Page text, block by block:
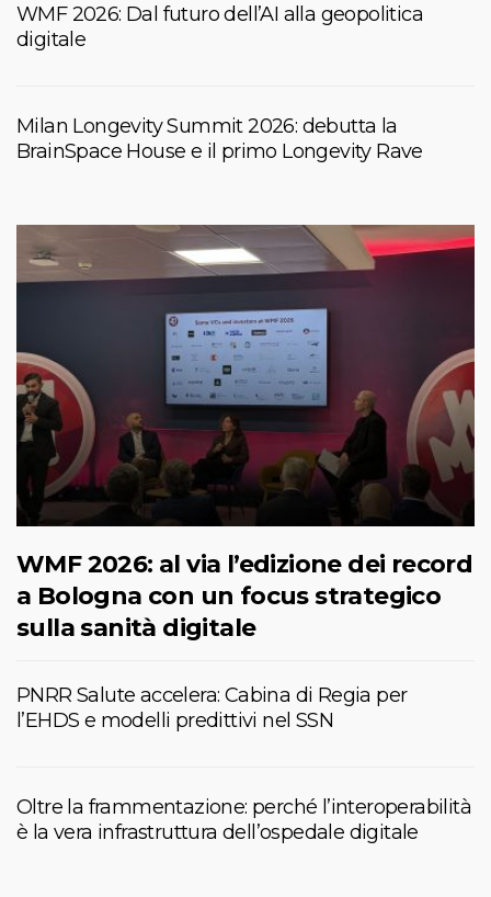
WMF 2026: Dal futuro dell’AI alla geopolitica
digitale
Milan Longevity Summit 2026: debutta la
BrainSpace House e il primo Longevity Rave
WMF 2026: al via l’edizione dei record
a Bologna con un focus strategico
sulla sanità digitale
PNRR Salute accelera: Cabina di Regia per
l’EHDS e modelli predittivi nel SSN
Oltre la frammentazione: perché l’interoperabilità
è la vera infrastruttura dell’ospedale digitale